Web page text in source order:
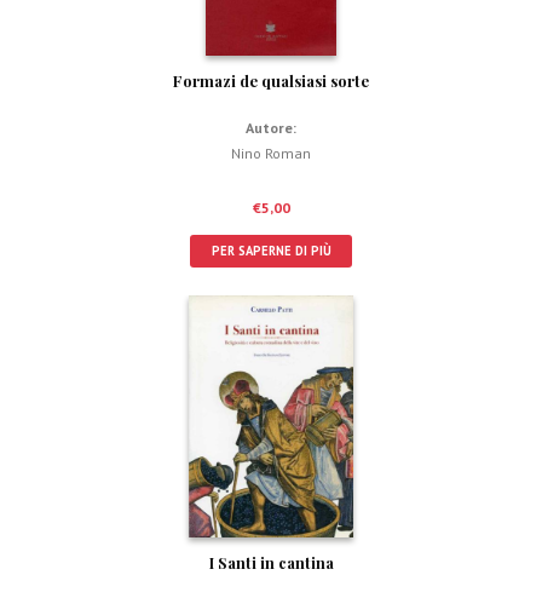
Formazi de qualsiasi sorte
Autore:
Nino Roman
€5,00
PER SAPERNE DI PIÙ
I Santi in cantina